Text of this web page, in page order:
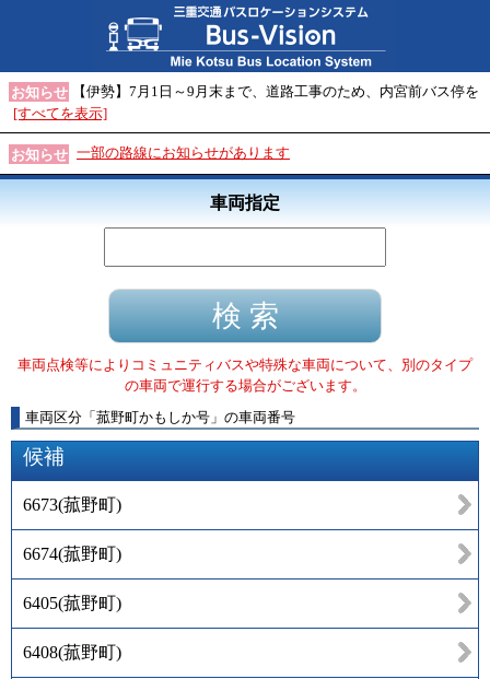
お知らせ
【伊勢】7月1日～9月末まで、道路工事のため、内宮前バス停を
[すべてを表示]
お知らせ 一部の路線にお知らせがあります
車両指定
車両点検等によりコミュニティバスや特殊な車両について、別のタイプ
の車両で運行する場合がございます。
車両区分 「 菰野町かもしか号 」 の車両番号
候補
6673(菰野町)
6674(菰野町)
6405(菰野町)
6408(菰野町)